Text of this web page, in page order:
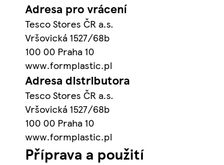
Adresa pro vrácení
Tesco Stores ČR a.s.
Vršovická 1527/68b
100 00 Praha 10
www.formplastic.pl
Adresa distributora
Tesco Stores ČR a.s.
Vršovická 1527/68b
100 00 Praha 10
www.formplastic.pl
Příprava a použití